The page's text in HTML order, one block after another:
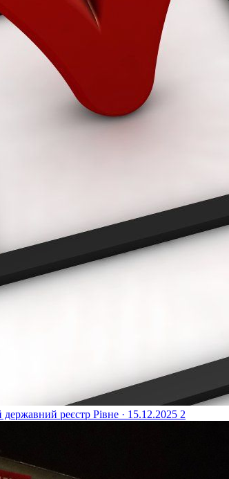
реєстр Рівне · 15.12.2025 2